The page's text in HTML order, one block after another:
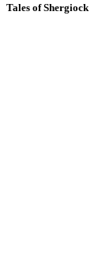
Tales of Shergiock